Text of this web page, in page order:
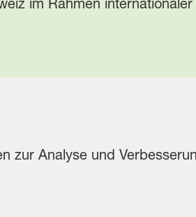
zur Analyse und